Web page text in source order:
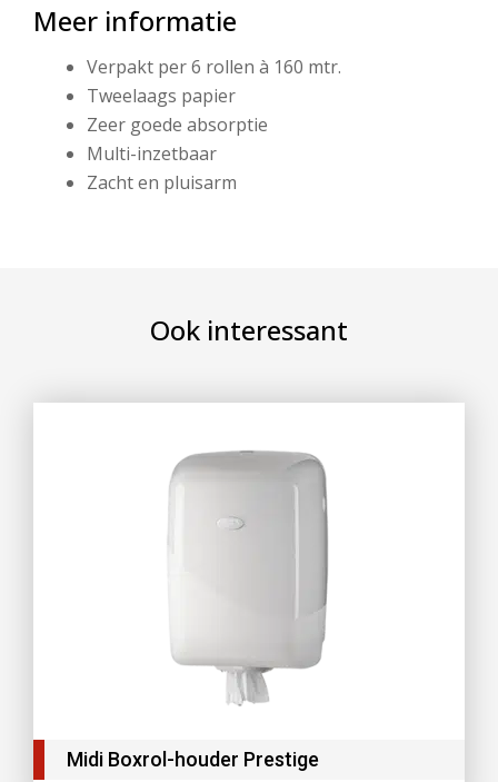
Meer informatie
Verpakt per 6 rollen à 160 mtr.
Tweelaags papier
Zeer goede absorptie
Multi-inzetbaar
Zacht en pluisarm
Ook interessant
Midi Boxrol-houder Prestige